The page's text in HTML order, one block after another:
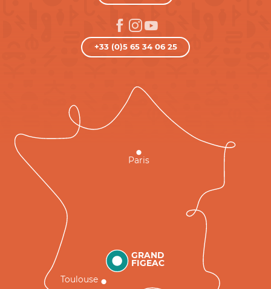
+33 (0)5 65 34 06 25
GRAND
FIGEAC
Toulouse
Paris